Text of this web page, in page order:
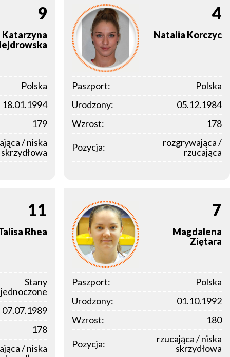
9
Katarzyna
Polska
18.01.1994
179
/ niska
skrzydłowa
4
Natalia Korczyc
Paszport:
Polska
Urodzony:
05.12.1984
Wzrost:
178
Pozycja:
rozgrywająca /
rzucająca
11
Rhea
Stany
07.07.1989
178
/ niska
7
Magdalena
Ziętara
Paszport:
Polska
Urodzony:
01.10.1992
Wzrost:
180
Pozycja:
rzucająca / niska
skrzydłowa